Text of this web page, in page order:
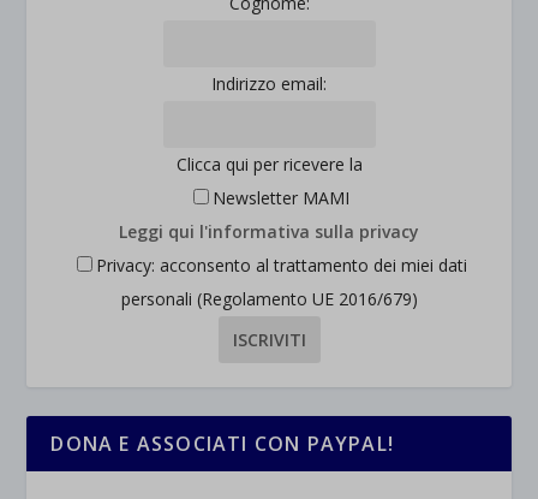
Indirizzo email:
Clicca qui per ricevere la
Newsletter MAMI
Leggi qui l'informativa sulla privacy
Privacy: acconsento al trattamento dei miei dati
personali (Regolamento UE 2016/679)
DONA E ASSOCIATI CON PAYPAL!